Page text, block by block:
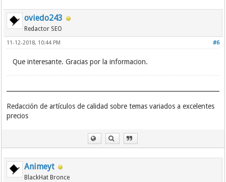
oviedo243
Redactor SEO
#6
11-12-2018, 10:44 PM
Que interesante. Gracias por la informacion.
Redacción de artículos de calidad sobre temas variados a excelentes
precios
Animeyt
BlackHat Bronce